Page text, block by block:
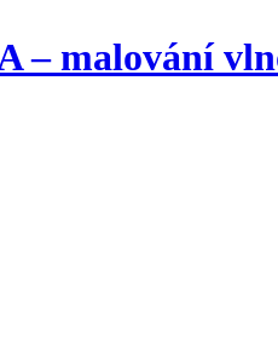
– malování